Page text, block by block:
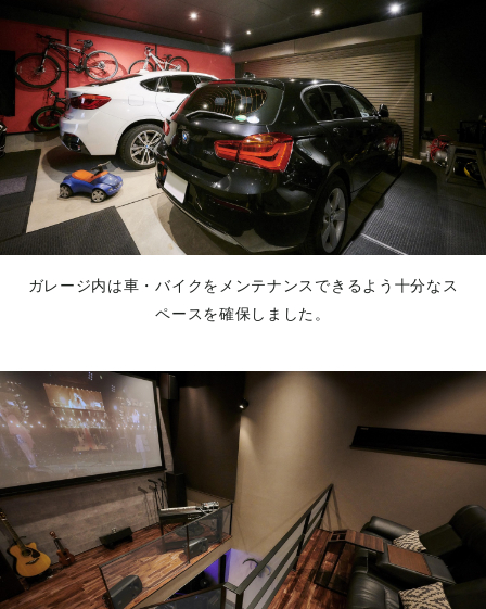
ガレージ内は車・バイクをメンテナンスできるよう十分なス
ペースを確保しました。